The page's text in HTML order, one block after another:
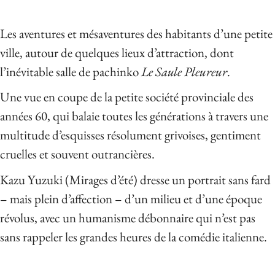
Les aventures et mésaventures des habitants d’une petite
ville, autour de quelques lieux d’attraction, dont
l’inévitable salle de pachinkoLe Saule Pleureur.
Une vue en coupe de la petite société provinciale des
années 60, qui balaie toutes les générations à travers une
multitude d’esquisses résolument grivoises, gentiment
cruelles et souvent outrancières.
Kazu Yuzuki (Mirages d’été) dresse un portrait sans fard
– mais plein d’affection – d’un milieu et d’une époque
révolus, avec un humanisme débonnaire qui n’est pas
sans rappeler les grandes heures de la comédie italienne.